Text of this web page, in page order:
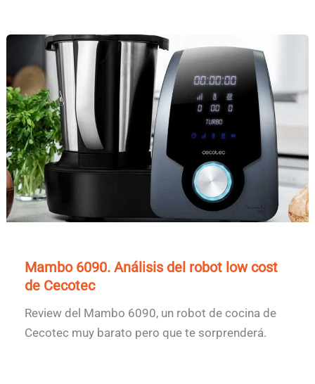
Mambo 6090. Análisis del robot low cost
de Cecotec
Review del Mambo 6090, un robot de cocina de
Cecotec muy barato pero que te sorprenderá.